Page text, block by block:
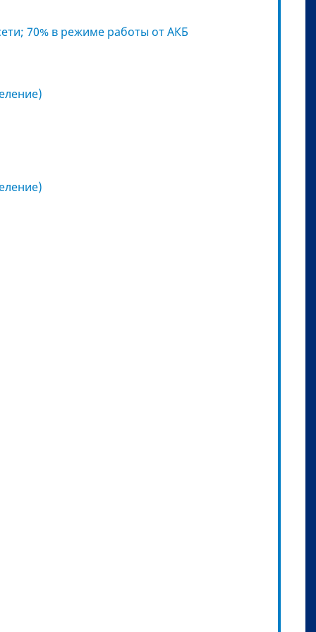
70% в режиме работы от АКБ